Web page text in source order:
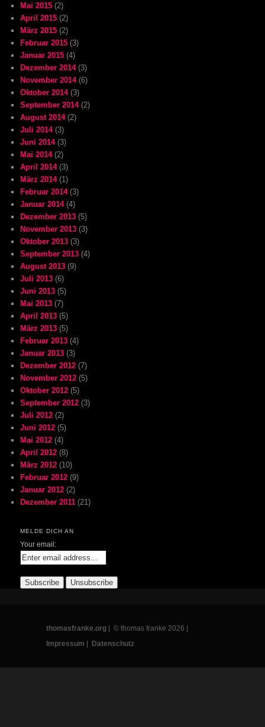
Mai 2015 (2)
April 2015 (2)
März 2015 (2)
Februar 2015 (3)
Januar 2015 (4)
Dezember 2014(3)
November 2014(6)
Oktober 2014(3)
September 2014(2)
August 2014(2)
Juli 2014(3)
Juni 2014(3)
Mai 2014(2)
April 2014(3)
März 2014(1)
Februar 2014(3)
Januar 2014(4)
Dezember 2013 (5)
November 2013 (3)
Oktober 2013 (3)
September 2013 (4)
August 2013 (9)
Juli 2013 (6)
Juni 2013 (5)
Mai 2013 (7)
April 2013 (5)
März 2013 (5)
Februar 2013 (4)
Januar 2013 (3)
Dezember 2012 (7)
November 2012 (5)
Oktober 2012 (5)
September 2012 (3)
Juli 2012 (2)
Juni 2012 (5)
Mai 2012 (4)
April 2012 (8)
März 2012 (10)
Februar 2012 (9)
Januar 2012 (2)
Dezember 2011 (21)
MELDE DICH AN
Your email:
thomasfranke.org | © thomas franke 2026 |
Impressum
Datenschutz